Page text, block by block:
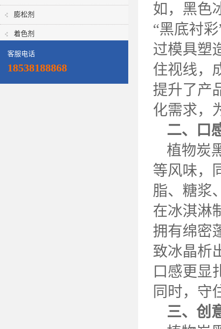
膨松剂
着色剂
客服电话
18538188868
如，黑色
“黑底衬
过模具塑
住视线，
提升了产
化需求，
二、口
植物炭
等风味，
脂、糖浆
在冰淇淋
拥有绵密
致冰晶析
口感更显
同时，守
三、创